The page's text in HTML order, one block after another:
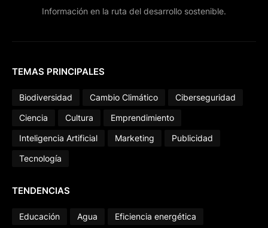
Información en la ruta del desarrollo sostenible.
TEMAS PRINCIPALES
Biodiversidad Cambio Climático
Ciberseguridad
Ciencia
Cultura
Emprendimiento
Inteligencia Artificial
Marketing
Publicidad
Tecnología
TENDENCIAS
Educación Agua
Eficiencia energética